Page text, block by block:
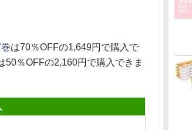
は70％OFFの1,649円で購入で
50％OFFの2,160円で購入できま